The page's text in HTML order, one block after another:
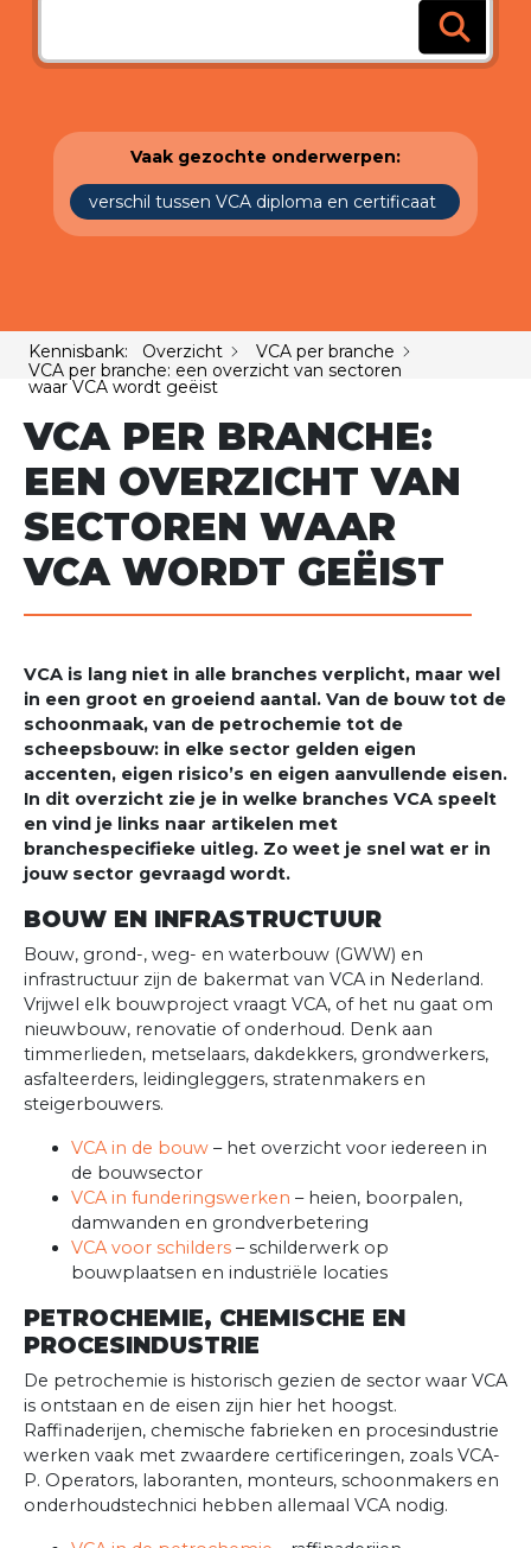
Vaak gezochte onderwerpen:
verschil tussen VCA diploma en certificaat
Kennisbank: Overzicht
VCA per branche
VCA per branche: een overzicht van sectoren
waar VCA wordt geëist
VCA PER BRANCHE:
EEN OVERZICHT VAN
SECTOREN WAAR
VCA WORDT GEËIST
VCA is lang niet in alle branches verplicht, maar wel
in een groot en groeiend aantal. Van de bouw tot de
schoonmaak, van de petrochemie tot de
scheepsbouw: in elke sector gelden eigen
accenten, eigen risico’s en eigen aanvullende eisen.
In dit overzicht zie je in welke branches VCA speelt
en vind je links naar artikelen met
branchespecifieke uitleg. Zo weet je snel wat er in
jouw sector gevraagd wordt.
BOUW EN INFRASTRUCTUUR
Bouw, grond-, weg- en waterbouw (GWW) en
infrastructuur zijn de bakermat van VCA in Nederland.
Vrijwel elk bouwproject vraagt VCA, of het nu gaat om
nieuwbouw, renovatie of onderhoud. Denk aan
timmerlieden, metselaars, dakdekkers, grondwerkers,
asfalteerders, leidingleggers, stratenmakers en
steigerbouwers.
VCA in de bouw – het overzicht voor iedereen in
de bouwsector
VCA in funderingswerken – heien, boorpalen,
damwanden en grondverbetering
VCA voor schilders – schilderwerk op
bouwplaatsen en industriële locaties
PETROCHEMIE, CHEMISCHE EN
PROCESINDUSTRIE
De petrochemie is historisch gezien de sector waar VCA
is ontstaan en de eisen zijn hier het hoogst.
Raffinaderijen, chemische fabrieken en procesindustrie
werken vaak met zwaardere certificeringen, zoals VCA-
P. Operators, laboranten, monteurs, schoonmakers en
onderhoudstechnici hebben allemaal VCA nodig.